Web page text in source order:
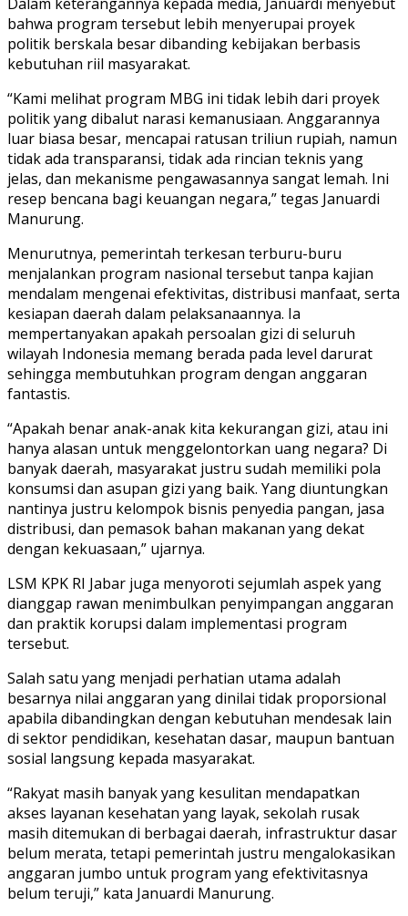
bahwa program tersebut lebih menyerupai proyek
politik berskala besar dibanding kebijakan berbasis
kebutuhan riil masyarakat.
“Kami melihat program MBG ini tidak lebih dari proyek
politik yang dibalut narasi kemanusiaan. Anggarannya
luar biasa besar, mencapai ratusan triliun rupiah, namun
tidak ada transparansi, tidak ada rincian teknis yang
jelas, dan mekanisme pengawasannya sangat lemah. Ini
resep bencana bagi keuangan negara,” tegas Januardi
Manurung.
Menurutnya, pemerintah terkesan terburu-buru
menjalankan program nasional tersebut tanpa kajian
mendalam mengenai efektivitas, distribusi manfaat, serta
kesiapan daerah dalam pelaksanaannya. Ia
mempertanyakan apakah persoalan gizi di seluruh
wilayah Indonesia memang berada pada level darurat
sehingga membutuhkan program dengan anggaran
fantastis.
“Apakah benar anak-anak kita kekurangan gizi, atau ini
hanya alasan untuk menggelontorkan uang negara? Di
banyak daerah, masyarakat justru sudah memiliki pola
konsumsi dan asupan gizi yang baik. Yang diuntungkan
nantinya justru kelompok bisnis penyedia pangan, jasa
distribusi, dan pemasok bahan makanan yang dekat
dengan kekuasaan,” ujarnya.
LSM KPK RI Jabar juga menyoroti sejumlah aspek yang
dianggap rawan menimbulkan penyimpangan anggaran
dan praktik korupsi dalam implementasi program
tersebut.
Salah satu yang menjadi perhatian utama adalah
besarnya nilai anggaran yang dinilai tidak proporsional
apabila dibandingkan dengan kebutuhan mendesak lain
di sektor pendidikan, kesehatan dasar, maupun bantuan
sosial langsung kepada masyarakat.
“Rakyat masih banyak yang kesulitan mendapatkan
akses layanan kesehatan yang layak, sekolah rusak
masih ditemukan di berbagai daerah, infrastruktur dasar
belum merata, tetapi pemerintah justru mengalokasikan
anggaran jumbo untuk program yang efektivitasnya
belum teruji,” kata Januardi Manurung.